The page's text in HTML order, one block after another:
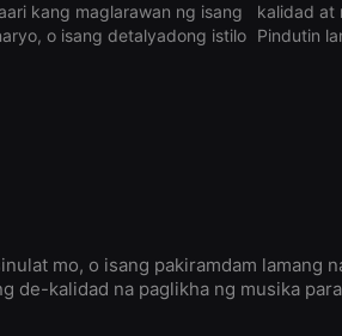
kang maglarawan ng isang
o isang detalyadong istilo
kalidad at
Pindutin
mo, o isang pakiramdam lamang
de-kalidad na paglikha ng musika